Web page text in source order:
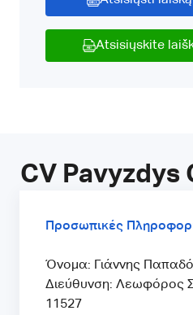
Atsisiųskite
CV Pavyzdys
Προσωπικές
Όνομα: Γιάννης
Διεύθυνση: Λεωφόρος
11527